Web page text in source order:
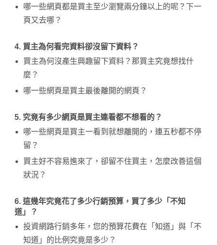
哪一些網頁都是買主至少瀏覽兩分鐘以上的呢？下一
頁又去哪？
4. 買主為何看完資料卻沒留下資料？
買主為何沒產生興趣留下資料？那買主究竟想找什
麼？
哪一些網頁是買主最後離開的網頁？
5. 究竟有多少網頁是買主連看都不想看的？
哪一些網頁是買主一看到就想離開的，連五秒都不停
留？
買主好不容易進來了，卻留不住買主，怎麼改善這個
狀況？
6. 這幾年究竟花了多少行銷預算，買了多少「不知
道」？
投資網路行銷多年，您的預算花費在「知道」與「不
知道」的比例究竟是多少？